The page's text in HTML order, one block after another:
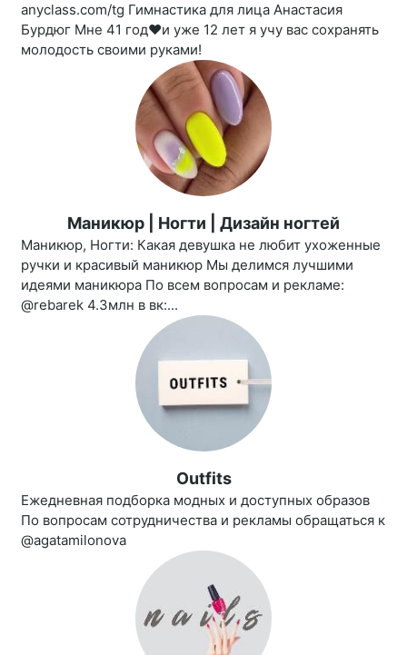
anyclass.com/tg Гимнастика для лица Анастасия
Бурдюг Мне 41 год❤️и уже 12 лет я учу вас сохранять
молодость своими руками!
Маникюр | Ногти | Дизайн ногтей
Маникюр, Ногти: Какая девушка не любит ухоженные
ручки и красивый маникюр Мы делимся лучшими
идеями маникюра По всем вопросам и рекламе:
@rebarek 4.3млн в вк:...
Outfits
Ежедневная подборка модных и доступных образов
По вопросам сотрудничества и рекламы обращаться к
@agatamilonova